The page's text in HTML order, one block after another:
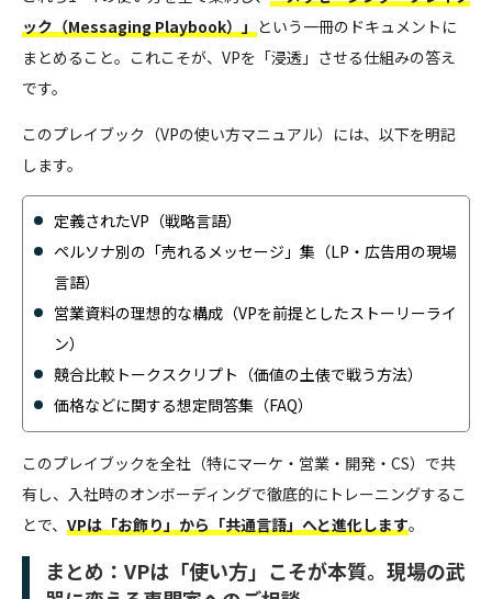
ック（Messaging Playbook）」という一冊のドキュメントに
まとめること。これこそが、VPを「浸透」させる仕組みの答え
です。
このプレイブック（VPの使い方マニュアル）には、以下を明記
します。
定義されたVP（戦略言語）
ペルソナ別の「売れるメッセージ」集（LP・広告用の現場
言語）
営業資料の理想的な構成（VPを前提としたストーリーライ
ン）
競合比較トークスクリプト（価値の土俵で戦う方法）
価格などに関する想定問答集（FAQ）
このプレイブックを全社（特にマーケ・営業・開発・CS）で共
有し、入社時のオンボーディングで徹底的にトレーニングするこ
とで、 VPは「お飾り」から「共通言語」へと進化します。
まとめ：VPは「使い方」こそが本質。現場の武